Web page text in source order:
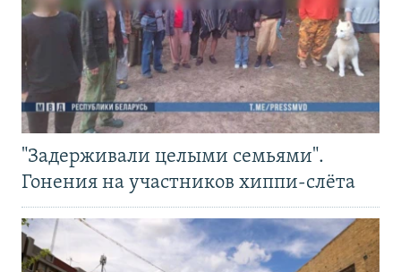
"Задерживали целыми семьями".
Гонения на участников хиппи-слёта